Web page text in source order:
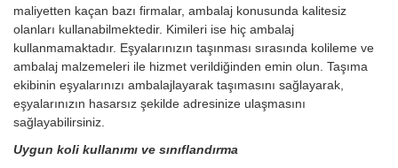
maliyetten kaçan bazı firmalar, ambalaj konusunda kalitesiz
olanları kullanabilmektedir. Kimileri ise hiç ambalaj
kullanmamaktadır. Eşyalarınızın taşınması sırasında kolileme ve
ambalaj malzemeleri ile hizmet verildiğinden emin olun. Taşıma
ekibinin eşyalarınızı ambalajlayarak taşımasını sağlayarak,
eşyalarınızın hasarsız şekilde adresinize ulaşmasını
sağlayabilirsiniz.
Uygun koli kullanımı ve sınıflandırma